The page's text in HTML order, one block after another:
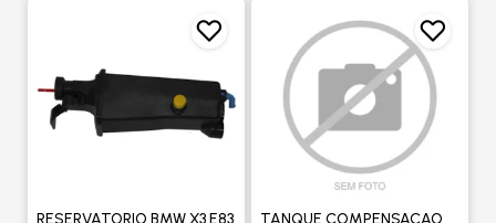
RESERVATORIO BMW X3 E83 TANQUE COMPENSACAO